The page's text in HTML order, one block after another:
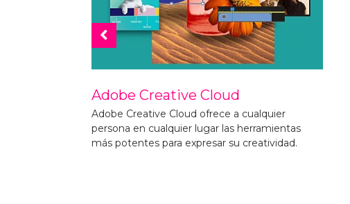
Adobe Document Cloud
Adobe Document Cloud moderniza cómo las
personas ven, comparten e interactúan con los
documentos.